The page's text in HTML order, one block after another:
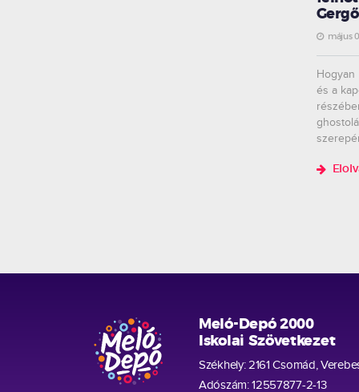
május
Hogyan
és a
Meló-Depó 2000
Iskolai Szövetkezet
Székhely: 2161 Csomád,
Adószám: 12557877-2-13